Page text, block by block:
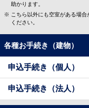
助かります。
こちら以外にも空室がある場
ください。
各種お手続き（建物）
申込手続き（個人）
申込手続き（法人）